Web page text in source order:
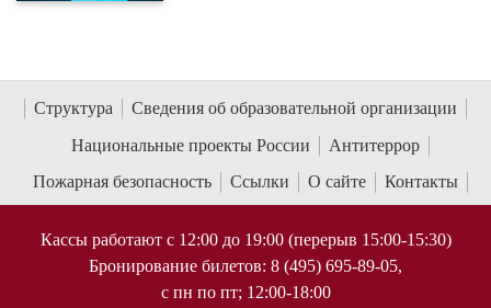
Структура
Сведения об образовательной организации
Национальные проекты России
Антитеррор
Пожарная безопасность
Ссылки О сайте Контакты
Кассы работают с 12:00 до 19:00 (перерыв 15:00-15:30)
Бронирование билетов: 8 (495) 695-89-05,
с пн по пт; 12:00-18:00